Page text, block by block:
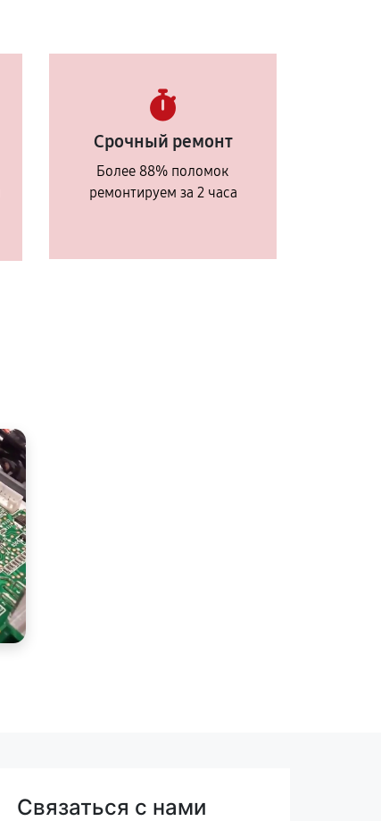
Срочный ремонт
Более 88% поломок
ремонтируем за 2 часа
Связаться с нами